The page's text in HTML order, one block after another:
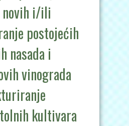
novih i/ili
postojećih
nasada i
vinograda
kultivara